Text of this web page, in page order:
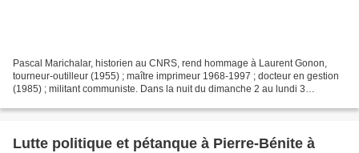
Pascal Marichalar, historien au CNRS, rend hommage à Laurent Gonon,
tourneur-outilleur (1955) ; maître imprimeur 1968-1997 ; docteur en gestion
(1985) ; militant communiste. Dans la nuit du dimanche 2 au lundi 3
Lutte politique et pétanque à Pierre-Bénite à